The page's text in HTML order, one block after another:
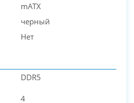
mATX
черный
Нет
DDR5
4